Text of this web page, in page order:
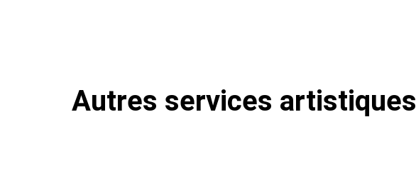
Autres services artistiques